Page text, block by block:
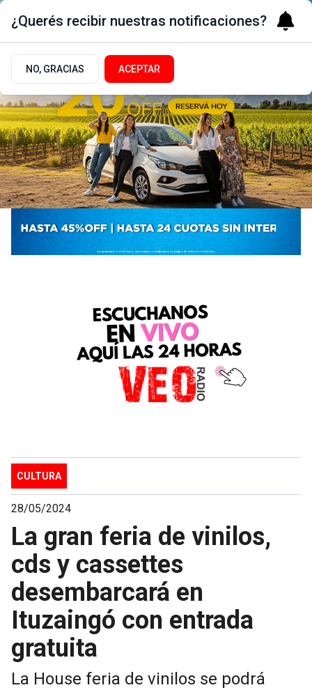
CULTURA
28/05/2024
La gran feria de vinilos,
cds y cassettes
desembarcará en
Ituzaingó con entrada
gratuita
La House feria de vinilos se podrá
¿Querés recibir nuestras notificaciones?
NO, GRACIAS ACEPTAR